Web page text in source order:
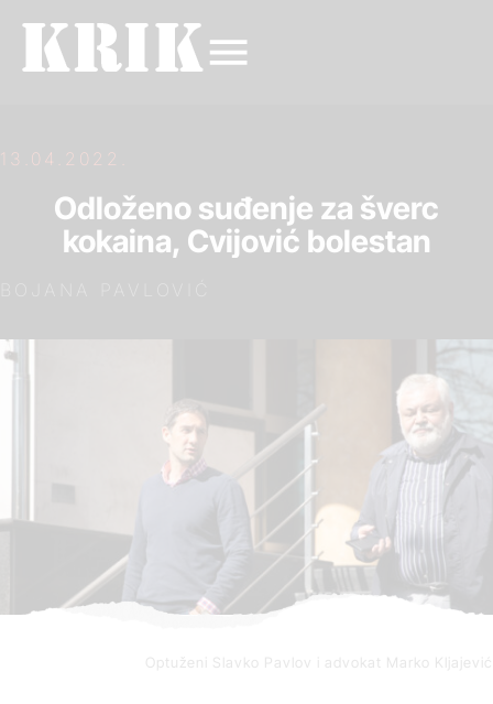
13.04.2022.
Odloženo suđenje za šverc
kokaina, Cvijović bolestan
Optuženi Slavko Pavlov i advokat Marko Kljajević